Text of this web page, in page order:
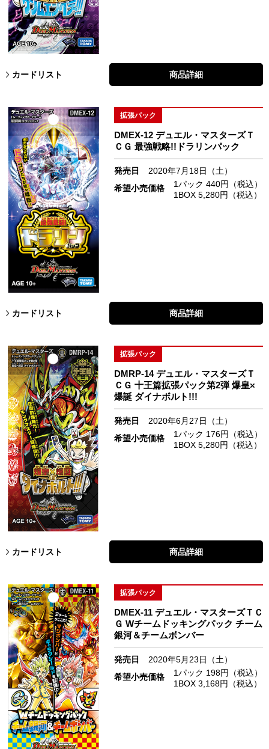
カードリスト 商品詳細
拡張パック
DMEX-12 デュエル・マスターズＴ
ＣＧ 最強戦略!!ドラリンパック
発売日
2020年7月18日（土）
希望小売価格
1パック 440円（税込）
1BOX 5,280円（税込）
カードリスト 商品詳細
拡張パック
DMRP-14 デュエル・マスターズＴ
ＣＧ 十王篇拡張パック第2弾 爆皇×
爆誕 ダイナボルト!!!
発売日
2020年6月27日（土）
希望小売価格
1パック 176円（税込）
1BOX 5,280円（税込）
カードリスト 商品詳細
拡張パック
DMEX-11 デュエル・マスターズＴＣ
Ｇ Wチームドッキングパック チーム
銀河＆チームボンバー
発売日
2020年5月23日（土）
希望小売価格
1パック 198円（税込）
1BOX 3,168円（税込）